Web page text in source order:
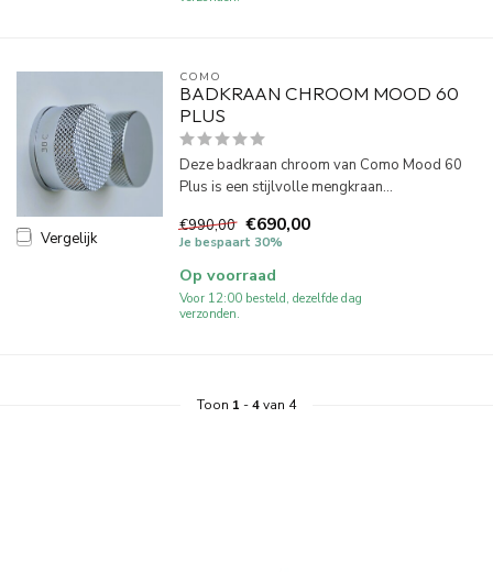
Vergelijk
COMO
BADKRAAN CHROOM MOOD 60
PLUS
Deze badkraan chroom van Como Mood 60
Plus is een stijlvolle mengkraan...
€990,00 €690,00
Je bespaart 30%
Op voorraad
Voor 12:00 besteld, dezelfde dag
verzonden.
Toon 1 -4van 4